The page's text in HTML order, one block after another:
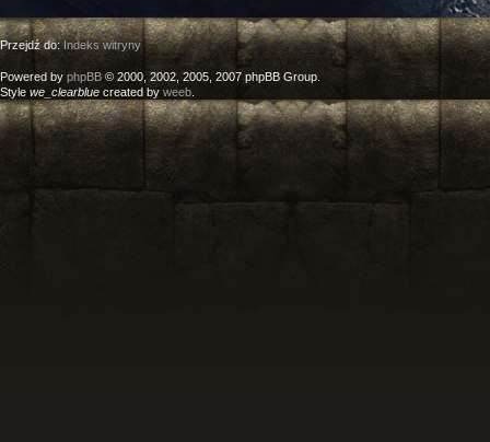
Przejdź do:Indeks witryny
Powered by phpBB © 2000, 2002, 2005, 2007 phpBB Group.
Style we_clearblue created by weeb